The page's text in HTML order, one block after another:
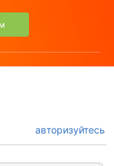
авторизуйтесь